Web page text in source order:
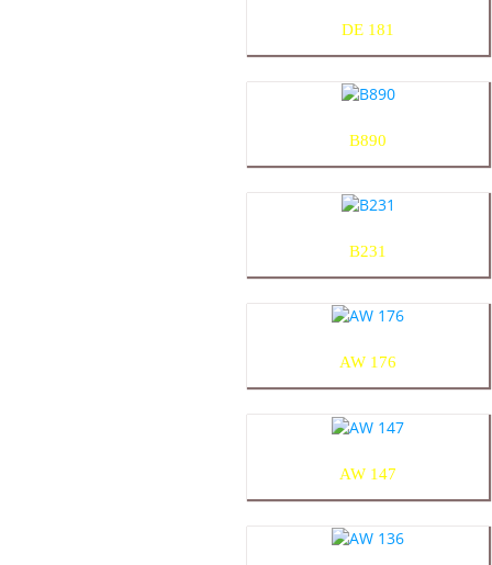
DE 181
B890
B231
AW 176
AW 147